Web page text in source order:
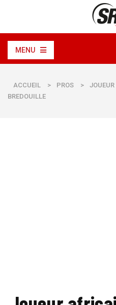
MENU
ACCUEIL > PROS >
JOUEUR
BREDOUILLE